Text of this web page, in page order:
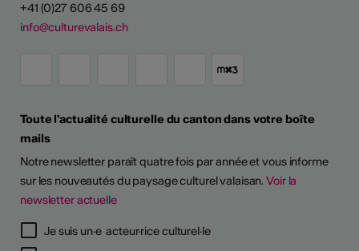
+41 (0)27 606 45 69
info@culturevalais.ch
Toute l'actualité culturelle du canton dans votre boîte
mails
Notre newsletter paraît quatre fois par année et vous informe
sur les nouveautés du paysage culturel valaisan.Voir la
newsletter actuelle
Je suis un·e acteur·rice culturel·le